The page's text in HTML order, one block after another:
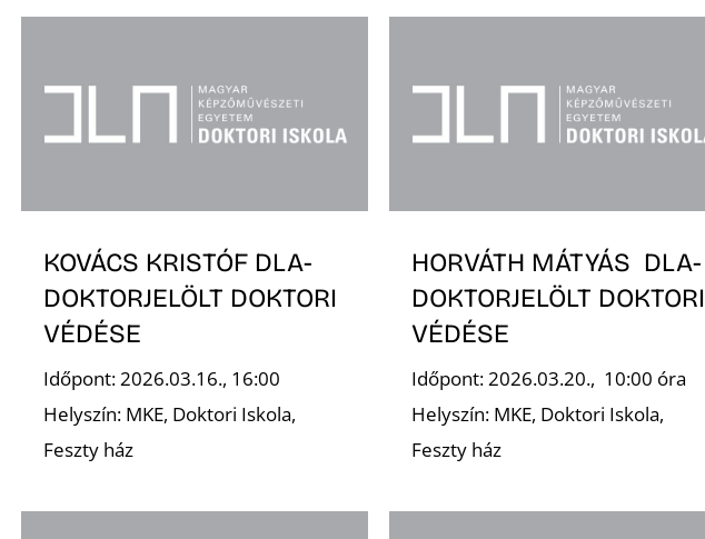
KOVÁCS KRISTÓF DLA-
DOKTORJELÖLT DOKTORI
VÉDÉSE
Időpont: 2026.03.16., 16:00
Helyszín: MKE, Doktori Iskola,
Feszty ház
HORVÁTH MÁTYÁS DLA-
DOKTORJELÖLT DOKTORI
VÉDÉSE
Időpont: 2026.03.20., 10:00 óra
Helyszín: MKE, Doktori Iskola,
Feszty ház